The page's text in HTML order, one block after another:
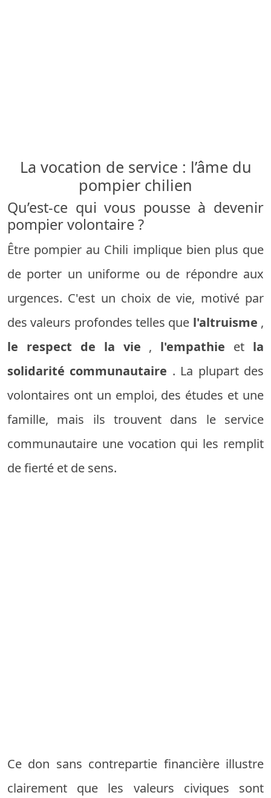
La vocation de service : l’âme du
pompier chilien
Qu’est-ce qui vous pousse à devenir
pompier volontaire ?
Être pompier au Chili implique bien plus que
de porter un uniforme ou de répondre aux
urgences. C'est un choix de vie, motivé par
des valeurs profondes telles que l'altruisme ,
le respect de la vie , l'empathie et la
solidarité communautaire . La plupart des
volontaires ont un emploi, des études et une
famille, mais ils trouvent dans le service
communautaire une vocation qui les remplit
de fierté et de sens.
Ce don sans contrepartie financière illustre
clairement que les valeurs civiques sont